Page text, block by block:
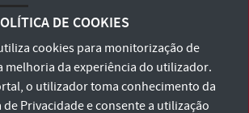
e Condições e Política de Privacidade
Declaração de Acessibilidade
DE COOKIES
cookies para monitorização de
melhoria da experiência do utilizador.
o utilizador toma conhecimento da
de Privacidadee consente a utilização